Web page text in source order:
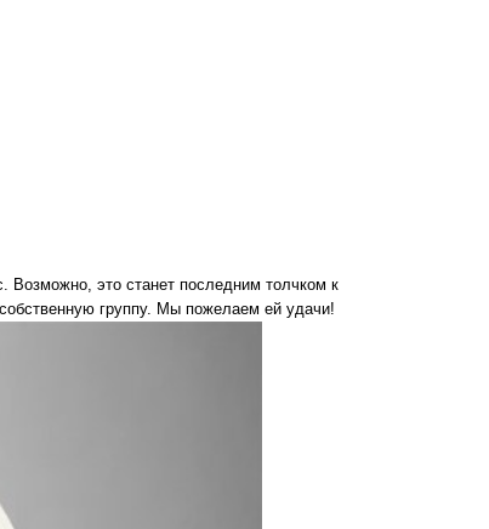
Возможно, это станет последним толчком к
группу. Мы пожелаем ей удачи!